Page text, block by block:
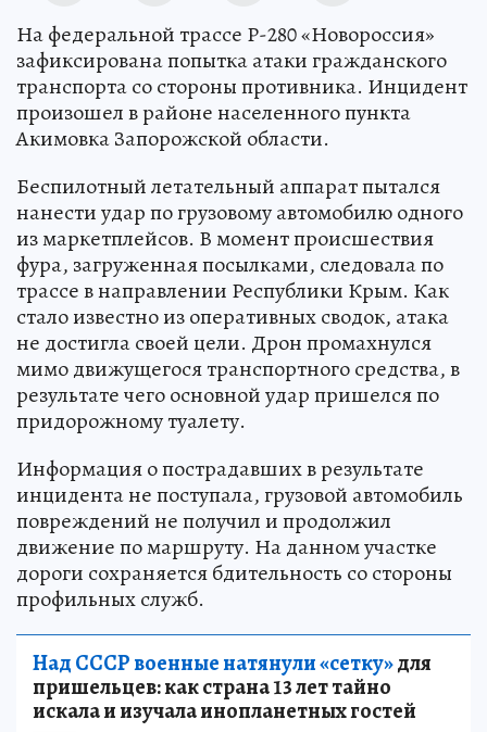
На федеральной трассе Р-280 «Новороссия»
зафиксирована попытка атаки гражданского
транспорта со стороны противника. Инцидент
произошел в районе населенного пункта
Акимовка Запорожской области.
Беспилотный летательный аппарат пытался
нанести удар по грузовому автомобилю одного
из маркетплейсов. В момент происшествия
фура, загруженная посылками, следовала по
трассе в направлении Республики Крым. Как
стало известно из оперативных сводок, атака
не достигла своей цели. Дрон промахнулся
мимо движущегося транспортного средства, в
результате чего основной удар пришелся по
придорожному туалету.
Информация о пострадавших в результате
инцидента не поступала, грузовой автомобиль
повреждений не получил и продолжил
движение по маршруту. На данном участке
дороги сохраняется бдительность со стороны
профильных служб.
Над СССР военные натянули «сетку»для
пришельцев: как страна 13 лет тайно
искала и изучала инопланетных гостей